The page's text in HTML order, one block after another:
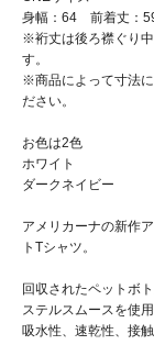
身幅：64 前着丈：
※裄丈は後ろ襟ぐり
す。
※商品によって寸法
ださい。
お色は2色
ホワイト
ダークネイビー
アメリカーナの新作
トTシャツ。
回収されたペットボ
ステルスムースを使用
吸水性、速乾性、接